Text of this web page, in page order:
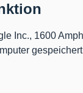
Inc., 1600